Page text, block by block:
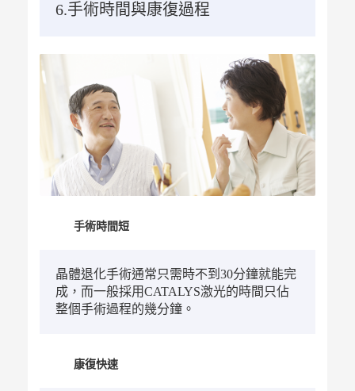
6.手術時間與康復過程
手術時間短
晶體退化手術通常只需時不到30分鐘就能完
成，而一般採用CATALYS激光的時間只佔
整個手術過程的幾分鐘。
康復快速